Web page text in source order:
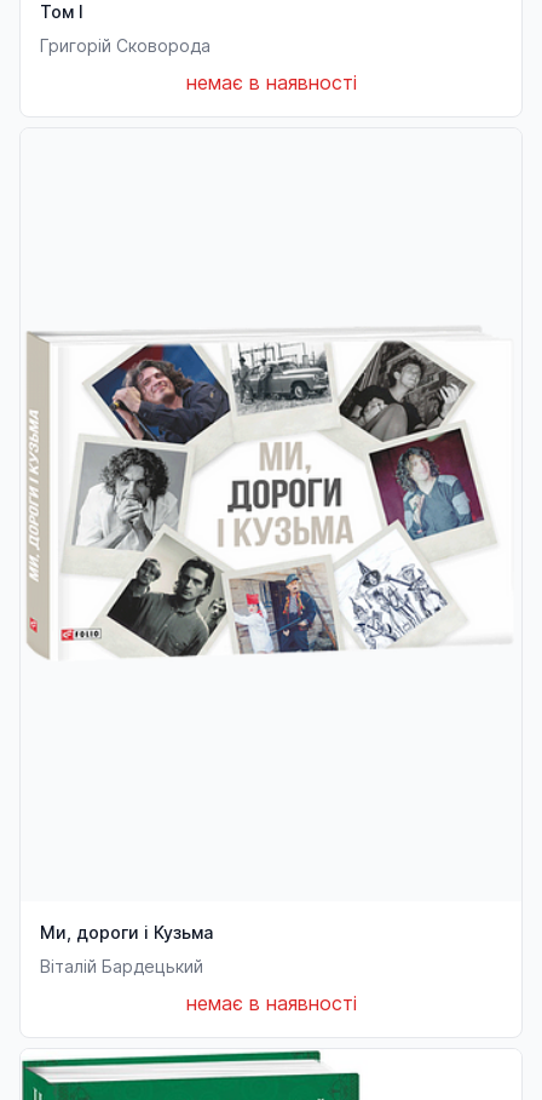
Том І
Григорій Сковорода
немає в наявності
Ми, дороги і Кузьма
Віталій Бардецький
немає в наявності